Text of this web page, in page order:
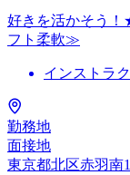
好きを活かそう
フト柔軟≫
インストラ
勤務地
面接地
東京都北区赤羽南